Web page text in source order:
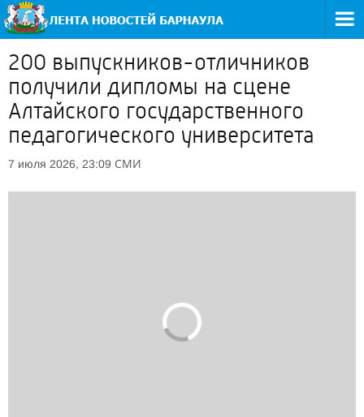
200 выпускников-отличников
получили дипломы на сцене
Алтайского государственного
педагогического университета
7 июля 2026, 23:09 СМИ